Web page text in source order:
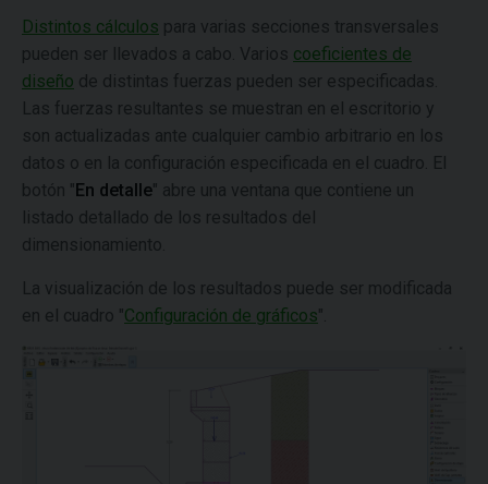
Distintos cálculos para varias secciones transversales
pueden ser llevados a cabo. Varios coeficientes de
diseño de distintas fuerzas pueden ser especificadas.
Las fuerzas resultantes se muestran en el escritorio y
son actualizadas ante cualquier cambio arbitrario en los
datos o en la configuración especificada en el cuadro. El
botón "En detalle" abre una ventana que contiene un
listado detallado de los resultados del
dimensionamiento.
La visualización de los resultados puede ser modificada
en el cuadro "Configuración de gráficos".